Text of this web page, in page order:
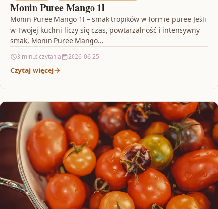
Monin Puree Mango 1l
Monin Puree Mango 1l – smak tropików w formie puree Jeśli
w Twojej kuchni liczy się czas, powtarzalność i intensywny
smak, Monin Puree Mango…
3 minut czytania 2026-06-25
Czytaj więcej